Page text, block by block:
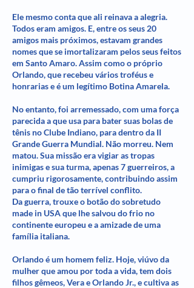
Ele mesmo conta que ali reinava a alegria.
Todos eram amigos. E, entre os seus 20
amigos mais próximos, estavam grandes
nomes que se imortalizaram pelos seus feitos
em Santo Amaro. Assim como o próprio
Orlando, que recebeu vários troféus e
honrarias e é um legítimo Botina Amarela.
No entanto, foi arremessado, com uma força
parecida a que usa para bater suas bolas de
tênis no Clube Indiano, para dentro da II
Grande Guerra Mundial. Não morreu. Nem
matou. Sua missão era vigiar as tropas
inimigas e sua turma, apenas 7 guerreiros, a
cumpriu rigorosamente, contribuindo assim
para o final de tão terrível conflito.
Da guerra, trouxe o botão do sobretudo
made in USA que lhe salvou do frio no
continente europeu e a amizade de uma
família italiana.
Orlando é um homem feliz. Hoje, viúvo da
mulher que amou por toda a vida, tem dois
filhos gêmeos, Vera e Orlando Jr., e cultiva as